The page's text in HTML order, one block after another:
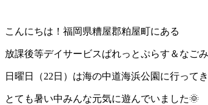
こんにちは！福岡県糟屋郡粕屋町にある
放課後等デイサービスぱれっとぷらす＆なご
日曜日（22日）は海の中道海浜公園に行ってき
とても暑い中みんな元気に遊んでいました🌞